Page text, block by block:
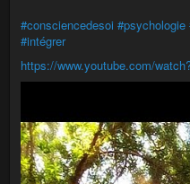
#consciencedesoi #psychologie
#intégrer
https://www.youtube.com/